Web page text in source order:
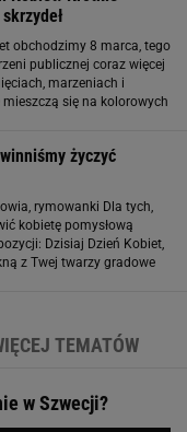
obchodzimy 8 marca, tego
publicznej coraz więcej
marzeniach i
się na kolorowych
życzyć
rymowanki Dla tych,
kobietę pomysłową
Dzisiaj Dzień Kobiet,
z Twej twarzy gradowe
TEMATÓW
w Szwecji?